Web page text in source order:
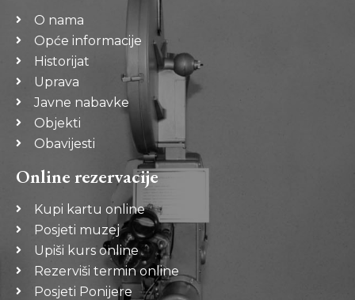
O nama
Opće informacije
Historijat
Uprava
Javne nabavke
Objekti
Obavijesti
Online rezervacije
Kupi kartu online
Posjeti muzej
Upiši kurs online
Rezerviši termin online
Posjeti Ponijere